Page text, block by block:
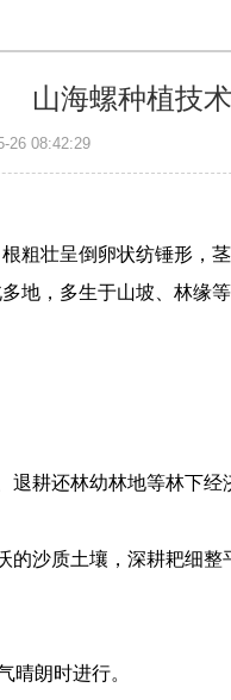
山海螺种植技术
26 08:42:29
粗壮呈倒卵状纺锤形，
地，多生于山坡、林缘
退耕还林幼林地等林下
的沙质土壤，深耕耙细
晴朗时进行。